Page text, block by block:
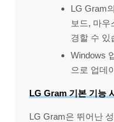
LG Gram의
보드, 마우
경할 수 있
Windows
으로 업데
LG Gram 기본 기능
LG Gram은 뛰어난